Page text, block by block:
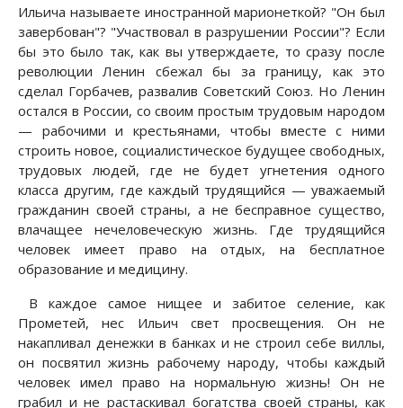
Ильича называете иностранной марионеткой? "Он был
завербован"? "Участвовал в разрушении России"? Если
бы это было так, как вы утверждаете, то сразу после
революции Ленин сбежал бы за границу, как это
сделал Горбачев, развалив Советский Союз. Но Ленин
остался в России, со своим простым трудовым народом
— рабочими и крестьянами, чтобы вместе с ними
строить новое, социалистическое будущее свободных,
трудовых людей, где не будет угнетения одного
класса другим, где каждый трудящийся — уважаемый
гражданин своей страны, а не бесправное существо,
влачащее нечеловеческую жизнь. Где трудящийся
человек имеет право на отдых, на бесплатное
образование и медицину.
В каждое самое нищее и забитое селение, как
Прометей, нес Ильич свет просвещения. Он не
накапливал денежки в банках и не строил себе виллы,
он посвятил жизнь рабочему народу, чтобы каждый
человек имел право на нормальную жизнь! Он не
грабил и не растаскивал богатства своей страны, как